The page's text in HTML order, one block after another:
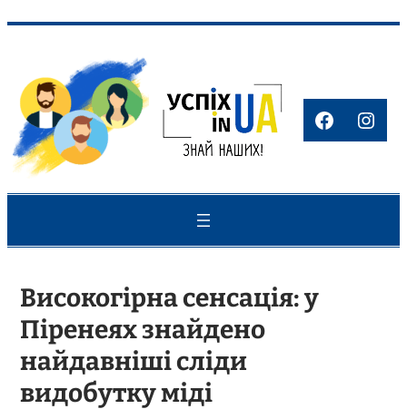
вмісту
Високогірна сенсація: у
Піренеях знайдено
найдавніші сліди
видобутку міді